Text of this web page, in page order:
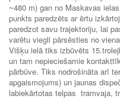
~480 m) gan no Maskavas
punkts paredzēts ar ērtu
paredzot savu trajektoriju, lai
varētu viegli pārsēsties no
Višķu ielā tiks izbūvēts
un tam nepieciešamie
pārbūve. Tiks nodrošināta arī
apgaismojums) un jaunas
labiekārtotas telpas tramvaja,